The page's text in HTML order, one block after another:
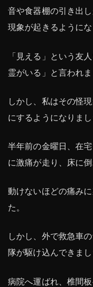
音や食器棚の引き出
現象が起きるようにな
「見える」という友
霊がいる」と言われま
しかし、私はその怪
にするようになりまし
半年前の金曜日、在
に激痛が走り、床に
動けないほどの痛み
た。
しかし、外で救急車
隊が駆け込んできまし
病院へ運ばれ、椎間